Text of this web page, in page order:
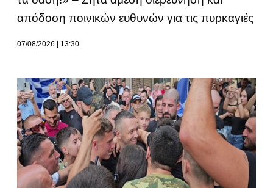
απόδοση ποινικών ευθυνών για τις πυρκαγιές
07/08/2026 13:30